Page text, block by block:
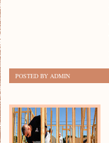
POSTED BY ADMIN